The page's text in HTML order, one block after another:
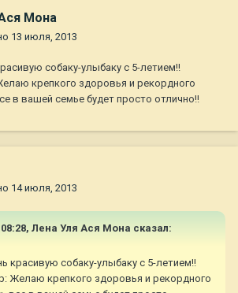
Мона
13 июля, 2013
собаку-улыбаку с 5-летием!!
крепкого здоровья и рекордного
в вашей семье будет просто отлично!!
14 июля, 2013
08:28, Лена Уля Ася Мона сказал:
красивую собаку-улыбаку с 5-летием!!
Желаю крепкого здоровья и рекордного